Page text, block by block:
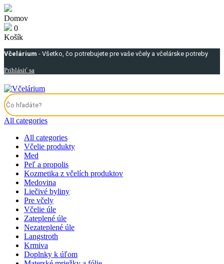
Domov
0
Košík
Včelárium - Všetko, čo potrebujete pre vaše včely a včelárske potreby
Prihlásiť sa
All categories
All categories
Včelie produkty
Med
Peľ a propolis
Kozmetika z včelích produktov
Medovina
Liečivé byliny
Pre včely
Včelie úle
Zateplené úle
Nezateplené úle
Langstroth
Krmiva
Doplnky k úľom